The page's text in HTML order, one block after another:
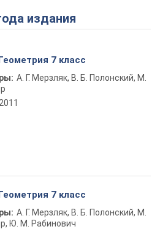
Play Video
издания
7 класс
А. Г. Мерзляк, В. Б. Полонский, М.
2011
7 класс
А. Г. Мерзляк, В. Б. Полонский, М.
Ю. М. Рабинович